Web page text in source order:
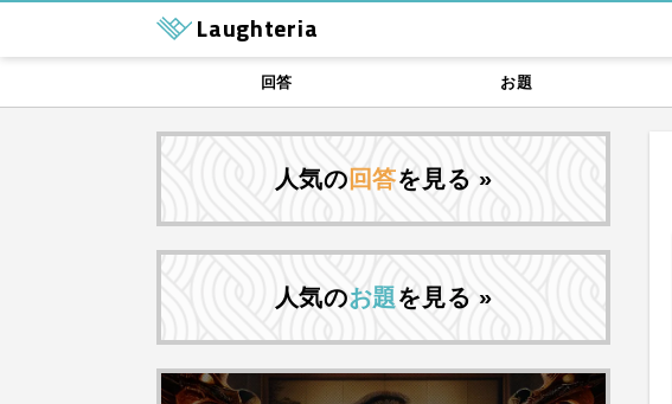
Laughteria
回答 お題
人気の 回答を見る »
人気のお題を見る »